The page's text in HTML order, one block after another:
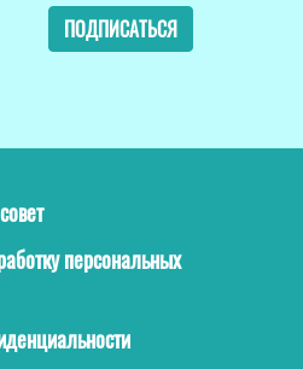
ПОДПИСАТЬСЯ
персональных